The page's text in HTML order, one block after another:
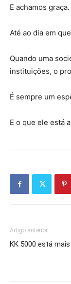
E achamos graça.
Até ao dia em
Quando uma
instituições, o
É sempre um
E o que ele está
Artigo anterior
KK 5000 está